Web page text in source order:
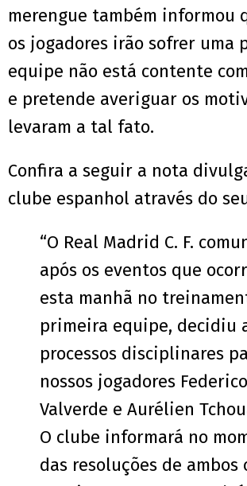
merengue também informou
os jogadores irão sofrer uma
equipe não está contente
e pretende averiguar os
levaram a tal fato.
Confira a seguir a nota
clube espanhol através do
“O Real Madrid C. F.
após os eventos que
esta manhã no
primeira equipe, decidiu
processos disciplinares
nossos jogadores Federico
Valverde e Aurélien
O clube informará no
das resoluções de ambos